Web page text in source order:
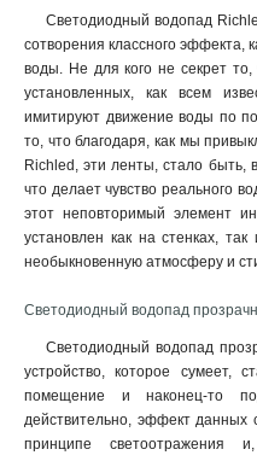
Светодиодный водопад
сотворения классного эффекта,
воды. Не для кого не секрет
установленных, как всем
имитируют движение воды по
то, что благодаря, как мы
Richled, эти ленты, стало быть,
что делает чувство реального
этот неповторимый элемент
установлен как на стенках,
необыкновенную атмосферу и
Светодиодный водопад
Светодиодный водопад
устройство, которое сумеет,
помещение и наконец-то
действительно, эффект данных
принципе светоотражения